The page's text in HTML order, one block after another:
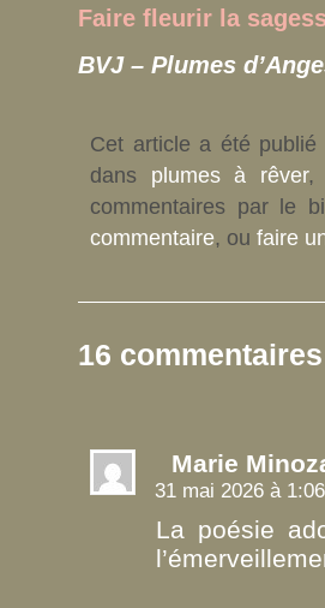
Faire fleurir la
BVJ – Plumes
Cet article a été
dans plumes à rêver,
commentaires par le
commentaire, ou faire
16
Marie
31 mai 2026 à 1:06
La poésie